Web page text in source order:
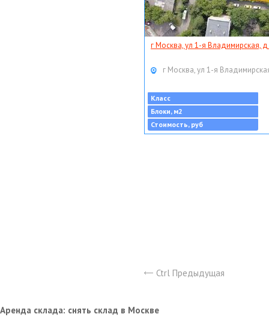
г Москва, ул 1-я Владимирская, д
г Москва, ул 1-я
Класс
Блоки, м2
Стоимость, руб
Ctrl Предыдущая
Аренда склада: снять склад в Москве